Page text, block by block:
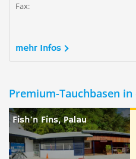
Fax:
mehr Infos
Premium-Tauchbasen
Fish'n Fins, Palau